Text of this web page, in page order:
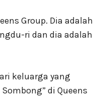
Group. Dia adalah
ri dan dia adalah
keluarga yang
di Queens